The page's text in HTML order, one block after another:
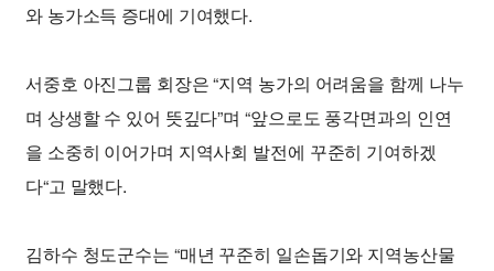
와 농가소득 증대에 기여했다.
서중호 아진그룹 회장은 “지역 농가의 어려움을 함께 나누
며 상생할 수 있어 뜻깊다”며 “앞으로도 풍각면과의 인연
을 소중히 이어가며 지역사회 발전에 꾸준히 기여하겠
다“고 말했다.
김하수 청도군수는 “매년 꾸준히 일손돕기와 지역농산물